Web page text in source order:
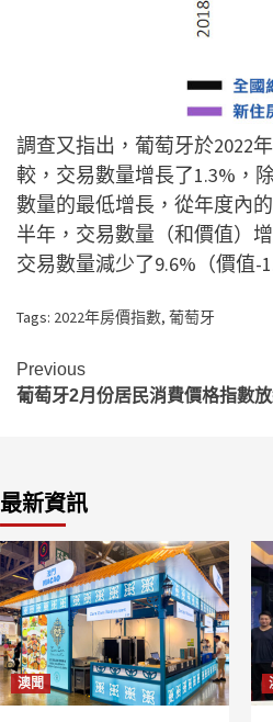
調查又指出，葡萄牙於2022
較，交易數量增長了1.3%，
數量的最低增長，從年度內
半年，交易數量（和價值）
交易數量減少了9.6%（價值-
Tags: 2022年房價指數, 葡萄牙
Continue
Reading
Previous
葡萄牙2月份居民消費價格指數
最新資訊
澳聞